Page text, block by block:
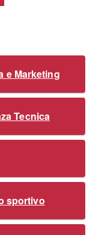
e Marketing
Tecnica
sportivo